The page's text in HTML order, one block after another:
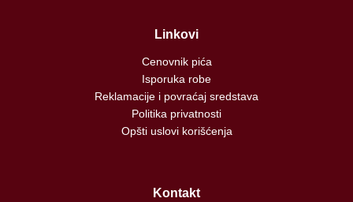
Linkovi
Cenovnik pića
Isporuka robe
Reklamacije i povraćaj sredstava
Politika privatnosti
Opšti uslovi korišćenja
Kontakt